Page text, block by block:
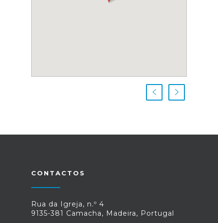
CONTACTOS
Rua da Igreja, n.º 4
9135-381 Camacha, Madeira, Portugal